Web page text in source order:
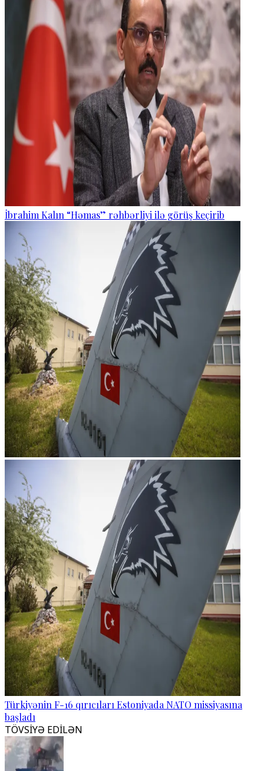
İbrahim Kalın “Həmas” rəhbərliyi ilə görüş keçirib
Türkiyənin F-16 qırıcıları Estoniyada NATO missiyasına
başladı
TÖVSİYƏ EDİLƏN